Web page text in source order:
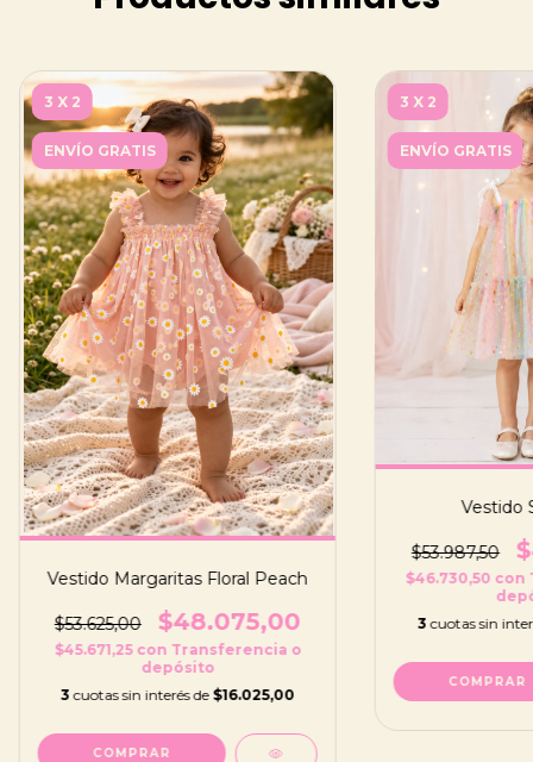
3 X 2
ENVÍO GRATIS
Vestido Margaritas Floral Peach
$53.625,00 $48.075,00
$45.671,25 con Transferencia o
depósito
3 cuotas sin interés de $16.025,00
COMPRAR
3 X 2
ENVÍO GRATIS
Vestido
$53.987,50
$46.730,50 con
3 cuotas sin
COMPRAR